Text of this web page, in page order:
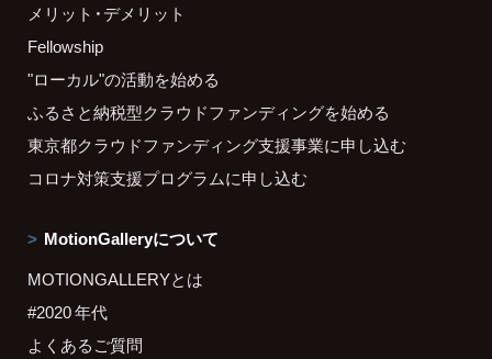
メリット・デメリット
Fellowship
"ローカル"の活動を始める
ふるさと納税型クラウドファンディングを始める
東京都クラウドファンディング支援事業に申し込む
コロナ対策支援プログラムに申し込む
MotionGalleryについて
MOTIONGALLERYとは
#2020 年代
よくあるご質問